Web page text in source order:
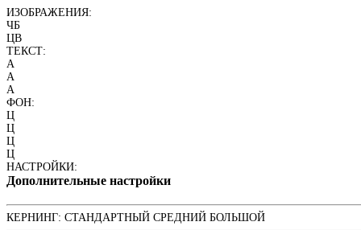
ИЗОБРАЖЕНИЯ:
ЧБ
ЦВ
ТЕКСТ:
A
A
A
ФОН:
Ц
Ц
Ц
Ц
НАСТРОЙКИ:
Дополнительные настройки
КЕРНИНГ: СТАНДАРТНЫЙ СРЕДНИЙ БОЛЬШОЙ